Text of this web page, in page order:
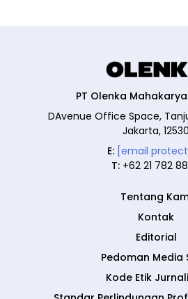
PT Olenka
DAvenue Office Space,
Jakarta, 12530
E: [email
T: +62 21 782
Tentang
Kontak
Editorial
Pedoman Media
Kode Etik